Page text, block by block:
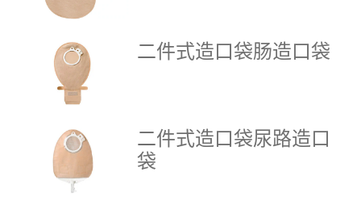
二件式造口袋肠造口袋
二件式造口袋尿路造口
袋